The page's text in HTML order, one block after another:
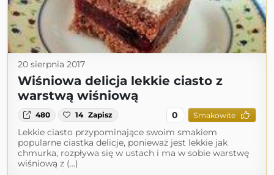
20 sierpnia 2017
Wiśniowa delicja lekkie ciasto z
warstwą wiśniową
480 14 Zapisz 0 Smakowite
Lekkie ciasto przypominające swoim smakiem
popularne ciastka delicje, ponieważ jest lekkie jak
chmurka, rozpływa się w ustach i ma w sobie warstwę
wiśniową z (...)